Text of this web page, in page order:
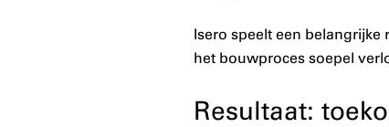
Isero speelt een
het bouwproces soepel
Resultaat: